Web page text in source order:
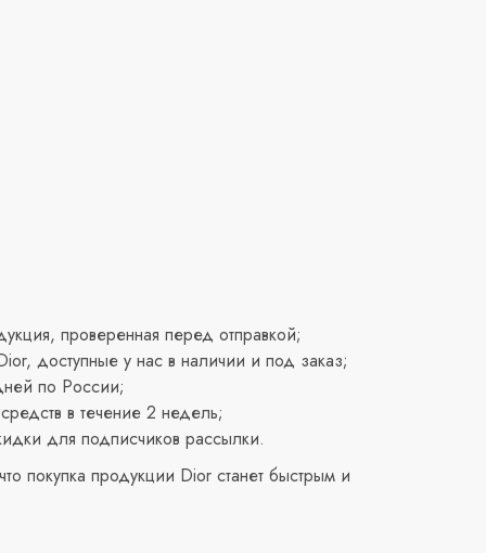
проверенная перед отправкой;
доступные у нас в наличии и под заказ;
по России;
в течение 2 недель;
для подписчиков рассылки.
покупка продукции Dior станет быстрым и